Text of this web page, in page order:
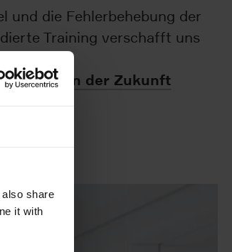
share
it with
und die Fehlerbehebung der
Training verschafft uns
der Zukunft